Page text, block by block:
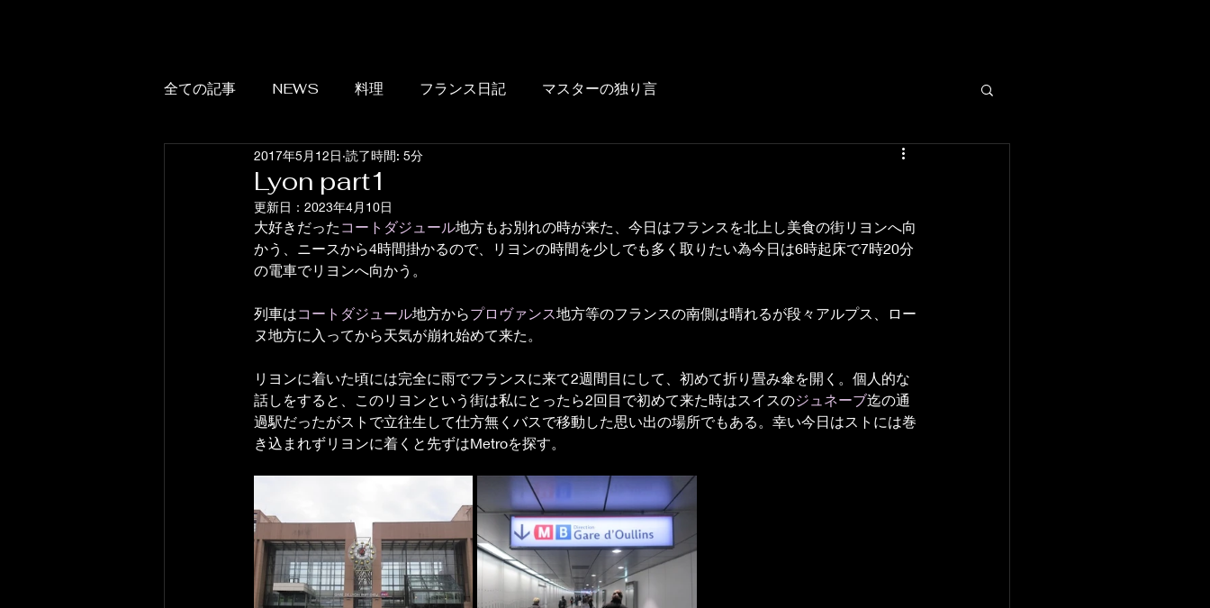
全ての記事 NEWS 料理 フランス日記 マスターの独り言
Lyon part1
2017年5月12日 読了時間: 5分
更新日： 2023年4月10日
大好きだった コートダジュール地方もお別れの時が来た、今日はフランスを北上し美食の街リヨンへ向
かう、ニースから4時間掛かるので、リヨンの時間を少しでも多く取りたい為今日は6時起床で7時20分
の電車でリヨンへ向かう。
列車はコートダジュール地方からプロヴァンス地方等のフランスの南側は晴れるが段々アルプス、ロー
ヌ地方に入ってから天気が崩れ始めて来た。
リヨンに着いた頃には完全に雨でフランスに来て2週間目にして、初めて折り畳み傘を開く。個人的な
話しをすると、このリヨンという街は私にとったら2回目で初めて来た時はスイスのジュネーブ迄の通
過駅だったがストで立往生して仕方無くバスで移動した思い出の場所でもある。幸い今日はストには巻
き込まれずリヨンに着くと先ずはMetroを探す。